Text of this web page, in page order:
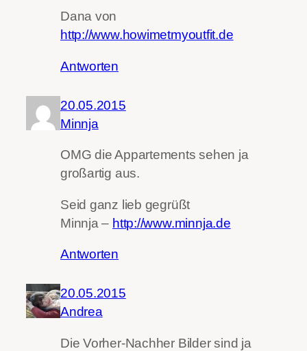
Dana von
http://www.howimetmyoutfit.de
Antworten
20.05.2015
Minnja
OMG die Appartements sehen ja
großartig aus.
Seid ganz lieb gegrüßt
Minnja – http://www.minnja.de
Antworten
20.05.2015
Andrea
Die Vorher-Nachher Bilder sind ja